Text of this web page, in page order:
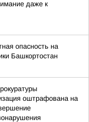
даже к
опасность на
Башкортостан
оштрафована на